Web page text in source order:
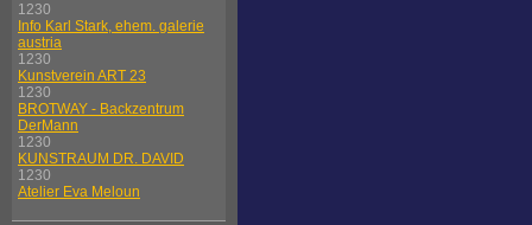
1230
Info Karl Stark, ehem. galerie
austria
1230
Kunstverein ART 23
1230
BROTWAY - Backzentrum
DerMann
1230
KUNSTRAUM DR. DAVID
1230
Atelier Eva Meloun